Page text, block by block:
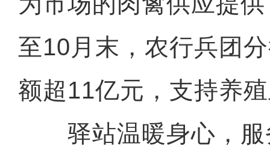
至10月末，农行兵团
额超11亿元，支持养
驿站温暖身心，服